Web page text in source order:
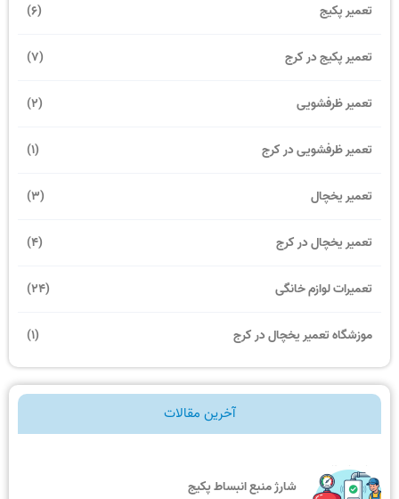
تعمیر پکیج (6)
تعمیر پکیج در کرج (7)
تعمیر ظرفشویی (2)
تعمیر ظرفشویی در کرج (1)
تعمیر یخچال (3)
تعمیر یخچال در کرج (4)
تعمیرات لوازم خانگی (24)
موزشگاه تعمیر یخچال در کرج (1)
آخرین مقالات
شارژ منبع انبساط پکیج